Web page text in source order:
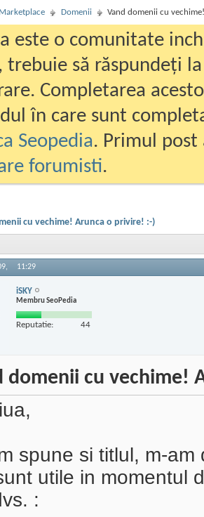
Domenii Vand domenii cu
este o comunitate
trebuie să răspundeți
Completarea
în care sunt
Seopedia. Primul
forumisti.
cu vechime! Arunca o privire! :-)
11:29
iSKY
Membru SeoPedia
Reputatie: 44
domenii cu vechime!
spune si titlul, m-
utile in momentul
: